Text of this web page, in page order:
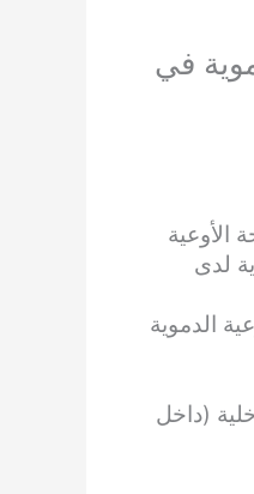
في
جراحة الأوعية
لدى
(داخل